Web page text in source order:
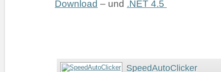
Download – und .NET 4.5
SpeedAutoClicker